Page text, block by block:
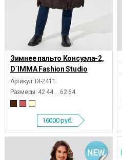
Зимнее пальто Консуэла-2,
D`IMMA Fashion Studio
Артикул: DI-2411
Размеры: 42 44 ... 62 64
16000руб.